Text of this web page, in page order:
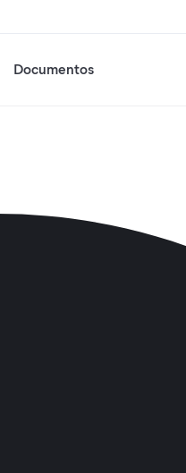
Documentos